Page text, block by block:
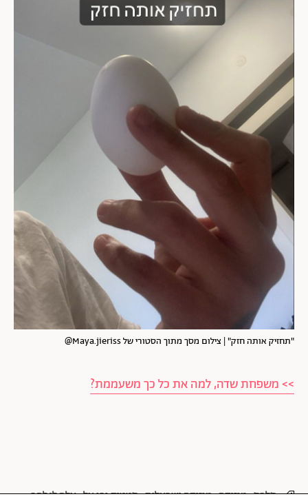
"תחזיק אותה חזק" | צילום מסך מתוך הסטורי של Maya.jieriss@
>> משפחת שדה, למה את כל כך משעממת?
סלבס מוזיקה מוזיקה ישראלית סטטיק ובן אל אלה לי להב